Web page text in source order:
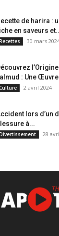
de harira :
en saveurs
30 mars
: Une
2 avril 2024
lors d’un
à...
28